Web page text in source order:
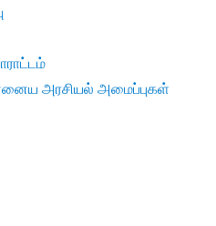
அரசியல் அமைப்புகள்